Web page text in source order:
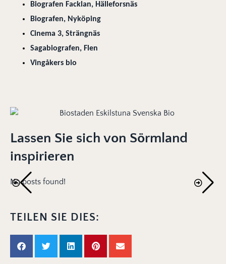
Biografen Facklan, Hälleforsnäs
Biografen, Nyköping
Cinema 3, Strängnäs
Sagabiografen, Flen
Vingåkers bio
Lassen Sie sich von Sörmland
inspirieren
No posts found!
TEILEN SIE DIES: